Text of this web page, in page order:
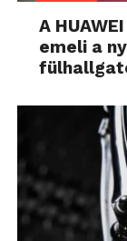
A
emeli a